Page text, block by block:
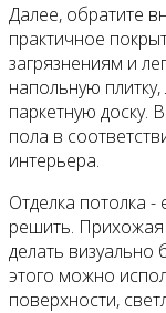
Далее, обратите
практичное
загрязнениям и
напольную
паркетную доску.
пола в
интерьера.
Отделка потолка
решить. Прихожая
делать
этого можно
поверхности,